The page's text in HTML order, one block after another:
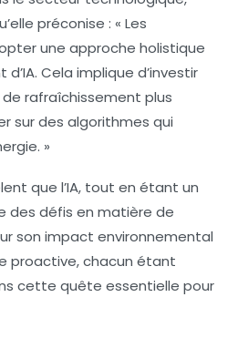
préconise : « Les
une approche holistique
Cela implique d’investir
rafraîchissement plus
sur des algorithmes qui
»
que l’IA, tout en étant un
des défis en matière de
son impact environnemental
proactive, chacun étant
cette quête essentielle pour